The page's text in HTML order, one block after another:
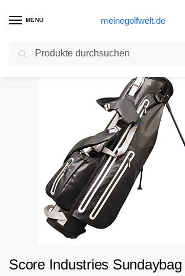
MENU meinegolfwelt.de
Start Golftasche Produkte Score Industries
Score Industries